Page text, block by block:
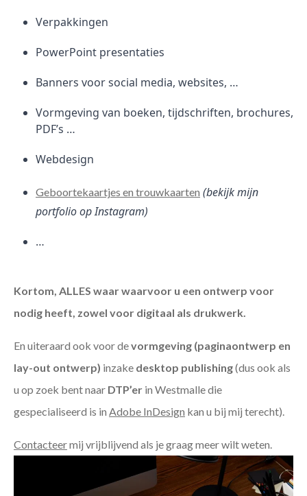
Verpakkingen
PowerPoint presentaties
Banners voor social media, websites, …
Vormgeving van boeken, tijdschriften, brochures,
PDF’s …
Webdesign
Geboortekaartjes en trouwkaarten (bekijk mijn
portfolio op Instagram)
…
Kortom, ALLES waar waarvoor u een ontwerp voor
nodig heeft, zowel voor digitaal als drukwerk.
En uiteraard ook voor devormgeving (paginaontwerp en
lay-out ontwerp) inzake desktop publishing(dus ook als
u op zoek bent naar DTP’er in Westmalle die
gespecialiseerd is in Adobe InDesign kan u bij mij terecht).
Contacteermij vrijblijvend als je graag meer wilt weten.